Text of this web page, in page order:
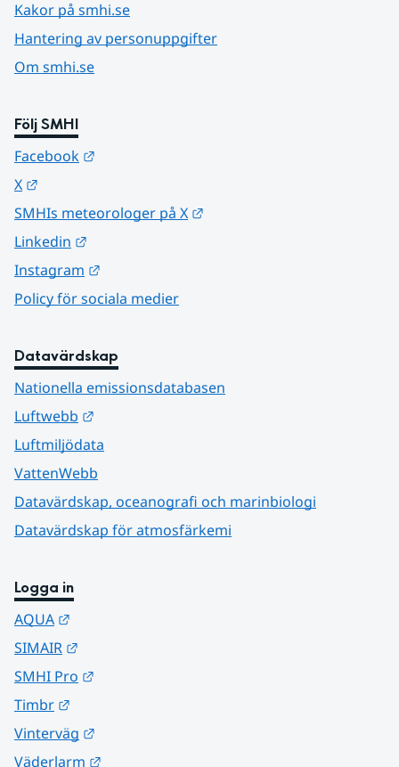
Kakor på smhi.se
Hantering av personuppgifter
Om smhi.se
Följ SMHI
Facebook
X
SMHIs meteorologer på X
Linkedin
Instagram
Policy för sociala medier
Datavärdskap
Nationella emissionsdatabasen
Luftwebb
Luftmiljödata
VattenWebb
Datavärdskap, oceanografi och marinbiologi
Datavärdskap för atmosfärkemi
Logga in
AQUA
SIMAIR
SMHI Pro
Timbr
Vinterväg
Väderlarm